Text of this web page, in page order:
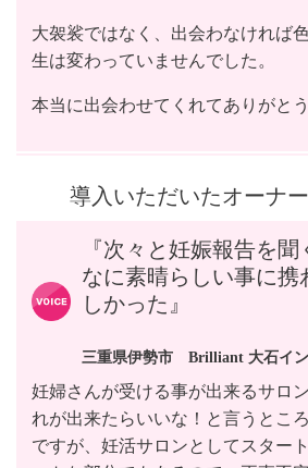
大袈裟ではなく、出会わなければ
生は変わっていませんでした。
本当に出会わせてくれてありがとう
導入いただいたオーナ
『次々と妊娠報告を
なに素晴らしい事に携
しかった』
三重県伊勢市 Brilliant 大石イ
妊婦さんが受ける事が出来るサロ
れが出来たらいいな！と言うとこ
ですが、妊活サロンとしてスター